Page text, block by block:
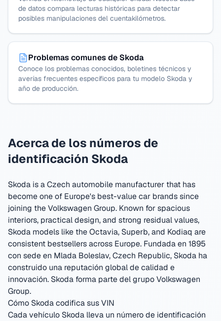
de datos compara lecturas históricas para detectar
posibles manipulaciones del cuentakilómetros.
Problemas comunes de Skoda
Conoce los problemas conocidos, boletines técnicos y
averías frecuentes específicos para tu modelo Skoda y
año de producción.
Acerca de los números de
identificación Skoda
Skoda is a Czech automobile manufacturer that has
become one of Europe's best-value car brands since
joining the Volkswagen Group. Known for spacious
interiors, practical design, and strong residual values,
Skoda models like the Octavia, Superb, and Kodiaq are
consistent bestsellers across Europe. Fundada en 1895
con sede en Mlada Boleslav, Czech Republic, Skoda ha
construido una reputación global de calidad e
innovación. Skoda forma parte del grupo Volkswagen
Group.
Cómo Skoda codifica sus VIN
Cada vehículo Skoda lleva un número de identificación